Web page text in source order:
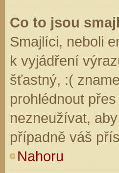
Co to jsou
Smajlíci, neboli
k vyjádření
šťastný, :(
prohlédnout
nezneužívat,
případně váš
Nahoru